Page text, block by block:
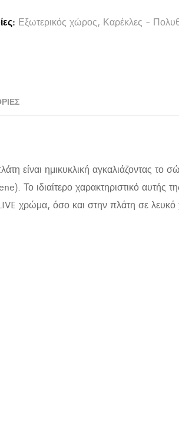
Εξωτερικός χώρος, Καρέκλες -
είναι ημικυκλική αγκαλιάζοντας το
Το ιδιαίτερο χαρακτηριστικό αυτής
χρώμα, όσο και στην πλάτη σε